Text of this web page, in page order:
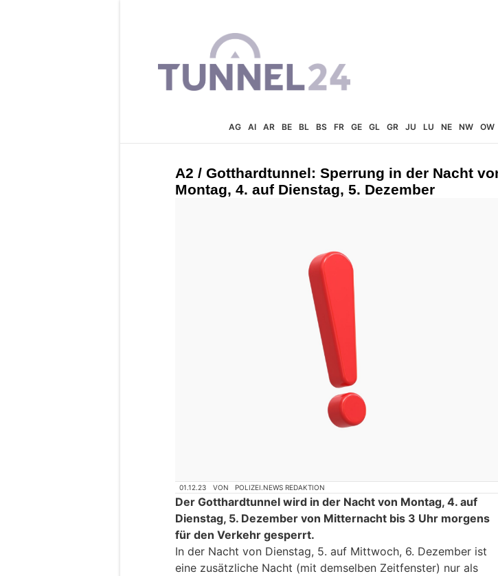
AG AI AR BE BL BS FR GE GL GR JU LU NE NW OW
A2 / Gotthardtunnel: Sperrung in der Nacht
Montag, 4. auf Dienstag, 5. Dezember
01.12.23 VON POLIZEI.NEWS REDAKTION
Der Gotthardtunnel wird in der Nacht von Montag, 4. auf
Dienstag, 5. Dezember von Mitternacht bis 3 Uhr morgens
für den Verkehr gesperrt.
In der Nacht von Dienstag, 5. auf Mittwoch, 6. Dezember ist
eine zusätzliche Nacht (mit demselben Zeitfenster) nur als